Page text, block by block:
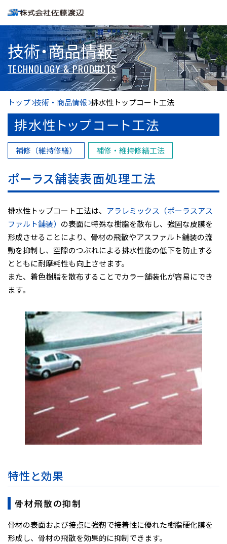
技術・商品情報
TECHNOLOGY & PRODUCTS
トップ 技術・商品情報 排水性トップコート工法
排水性トップコート工法
補修（維持修繕） 補修・維持修繕工法
ポーラス舗装表面処理工法
排水性トップコート工法は、 アラレミックス（ポーラスアス
ファルト舗装） の表面に特殊な樹脂を散布し、強固な皮膜を
形成させることにより、骨材の飛散やアスファルト舗装の流
動を抑制し、空隙のつぶれによる排水性能の低下を防止する
とともに耐摩耗性も向上させます。
また、着色樹脂を散布することでカラー舗装化が容易にでき
ます。
特性と効果
骨材飛散の抑制
骨材の表面および接点に強靭で接着性に優れた樹脂硬化膜を
形成し、骨材の飛散を効果的に抑制できます。